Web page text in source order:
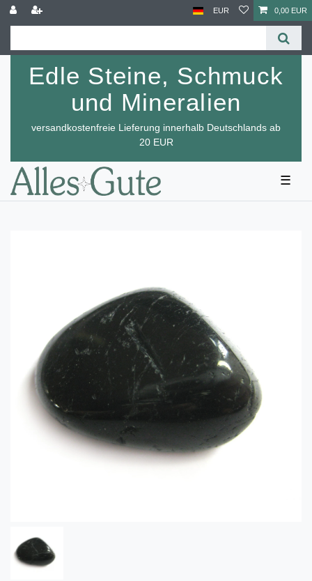
EUR 0,00 EUR
Edle Steine, Schmuck
und Mineralien
versandkostenfreie Lieferung innerhalb Deutschlands ab
20 EUR
☰